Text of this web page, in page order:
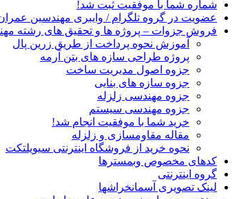
شماره شما با موفقیت ثبت شد!
عضویت در گروه تلگرام / وایبری مهندسین
فروش جزوات – پروژه ها و تحقیق های رشته
آموزش نحوه پرداخت از طریق زرین پال
پروژه طراحی سازه های بتن آرمه
جزوه اصول مدیریت ساخت
جزوه سازه های بنایی
جزوه مهندسی زلزله
جزوه مهندسی سیستم
خرید شما با موفقیت انجام شد!
مقاله مقاومسازی و زلزله
نحوه خرید از فروشگاه اینترنتی سیویلتکت
کدهای مخصوص وبمسترها
گروه اینترنتی
لینک تصویری آسمانخراشها